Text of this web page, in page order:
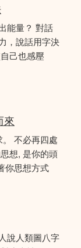
能量？ 對話
，說話用字決
己也感壓
來
不必再四處
想, 是你的頭
你思想方式
說人類圖八字